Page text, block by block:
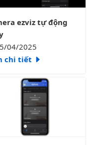
ezviz tự động xoay
ezviz tự động
04/2025
chi tiết